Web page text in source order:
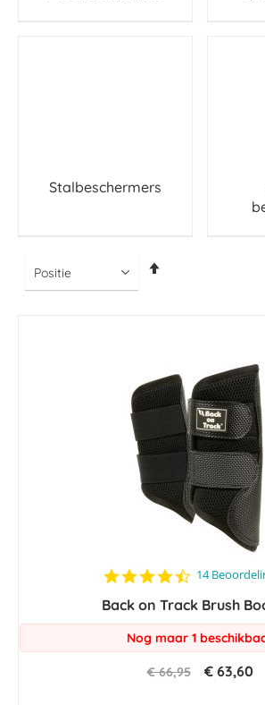
Stalbeschermers
4.5
rating
14
Back on Track Brush
Nog maar 1
€ 66,95 € 63,60